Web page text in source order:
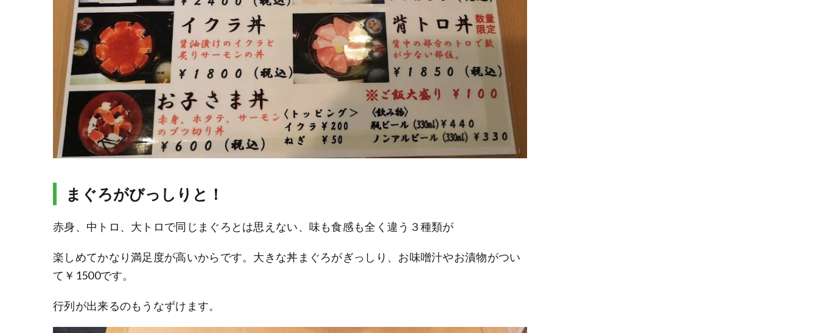
まぐろがびっしりと！
赤身、中トロ、大トロで同じまぐろとは思えない、味も食感も全く違う３種類が
楽しめてかなり満足度が高いからです。大きな丼まぐろがぎっしり、お味噌汁やお漬物がつい
て￥1500です。
行列が出来るのもうなずけます。